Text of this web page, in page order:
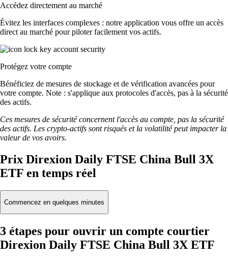
Accédez directement au marché
Évitez les interfaces complexes : notre application vous offre un accès
direct au marché pour piloter facilement vos actifs.
Protégez votre compte
Bénéficiez de mesures de stockage et de vérification avancées pour
votre compte. Note : s'applique aux protocoles d'accès, pas à la sécurité
des actifs.
Ces mesures de sécurité concernent l'accès au compte, pas la sécurité
des actifs. Les crypto-actifs sont risqués et la volatilité peut impacter la
valeur de vos avoirs.
Prix Direxion Daily FTSE China Bull 3X
ETF en temps réel
Commencez en quelques minutes
3 étapes pour ouvrir un compte courtier
Direxion Daily FTSE China Bull 3X ETF